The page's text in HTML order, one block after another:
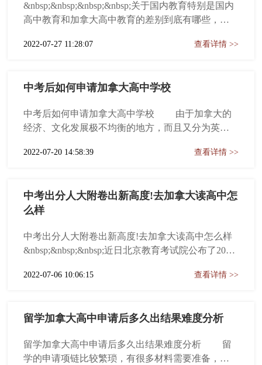
&nbsp;&nbsp;&nbsp;&nbsp;关于国内教育特别是国内
高中教育和加拿大高中教育的差别到底有哪些，我
前年九月份，L同学参加完中考来到加拿就读10
2022-07-27 11:28:07 查看详情 >>
中考后如何申请加拿大高中学校
中考后如何申请加拿大高中学校 由于加拿大的
经济、文化发展极不均衡的地方，而且又分为英语
地区和城市。加拿大高中 总体而言，加拿大最
说都是非常好的选择。温哥华所属...
2022-07-20 14:58:39 查看详情 >>
中考出分人大附卷出新高度!去加拿大读高中怎
么样
中考出分人大附卷出新高度!去加拿大读高中怎么样
&nbsp;&nbsp;&nbsp;近日北京教育考试院公布了2022
上55人；西城区655分以上61人；海淀区655分以上
2022-07-06 10:06:15 查看详情 >>
留学加拿大高中申请后多久出结果难度分析
留学加拿大高中申请后多久出结果难度分析 留
学的申请项链比较繁琐，有很多材料需要准备，时